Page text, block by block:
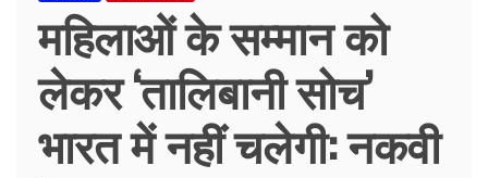
महिलाओं के सम्मान को
लेकर ‘तालिबानी सोच’
भारत में नहीं चलेगी: नकवी